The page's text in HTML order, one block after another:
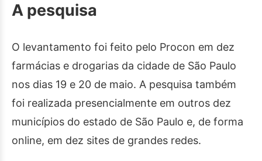
A pesquisa
O levantamento foi feito pelo Procon em dez
farmácias e drogarias da cidade de São Paulo
nos dias 19 e 20 de maio. A pesquisa também
foi realizada presencialmente em outros dez
municípios do estado de São Paulo e, de forma
online, em dez sites de grandes redes.